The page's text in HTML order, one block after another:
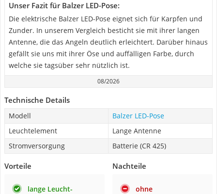
Unser Fazit für Balzer LED-Pose:
Die elektrische Balzer LED-Pose eignet sich für Karpfen und
Zunder. In unserem Vergleich besticht sie mit ihrer langen
Antenne, die das Angeln deutlich erleichtert. Darüber hinaus
gefällt sie uns mit ihrer Öse und auffälligen Farbe, durch
welche sie tagsüber sehr nützlich ist.
08/2026
Technische Details
Modell
Balzer LED-Pose
Leuchtelement
Lange Antenne
Stromversorgung
Batterie (CR 425)
Vorteile
lange Leucht-
Nachteile
ohne